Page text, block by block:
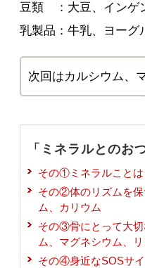
豆類 ：大豆、インゲ
乳製品：牛乳、ヨーグ
次回はカルシウム、
「ミネラルとのお
その①ミネラルことは
その②体のリズムを
ム、カリウム
その③骨にとって大
ム、マグネシウム、
その④身近なSOSサ